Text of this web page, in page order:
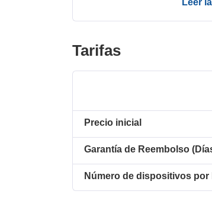
Leer
Tarifas
Precio inicial
Garantía de Reembolso
Número de dispositivos por